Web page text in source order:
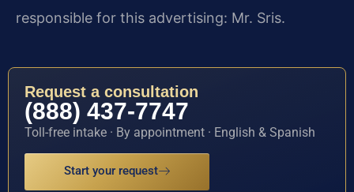
responsible for this advertising: Mr. Sris.
Request a consultation
(888) 437-7747
Toll-free intake · By appointment · English & Spanish
Start your request